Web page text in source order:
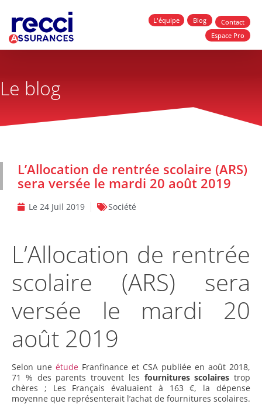
L'équipe Blog
Contact
Espace Pro
Le blog
L’Allocation de rentrée scolaire (ARS)
sera versée le mardi 20 août 2019
Le 24 Juil 2019 Société
L’Allocation de rentrée
scolaire (ARS) sera
versée le mardi 20
août 2019
Selon une étude Franfinance et CSA publiée en août 2018,
71 % des parents trouvent les fournitures scolaires trop
chères ; Les Français évaluaient à 163 €, la dépense
moyenne que représenterait l’achat de fournitures scolaires.